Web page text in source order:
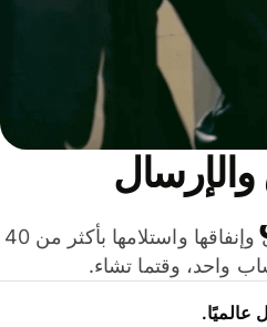
وفّر المال عند إرسال الأموال وإنفاقها واستلامها بأكثر من 40
وقتما تشاء.